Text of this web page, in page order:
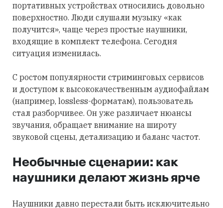
портативных устройствах относились довольно
поверхностно. Люди слушали музыку «как
получится», чаще через простые наушники,
входящие в комплект телефона. Сегодня
ситуация изменилась.
С ростом популярности стриминговых сервисов
и доступом к высококачественным аудиофайлам
(например, lossless-форматам), пользователь
стал разборчивее. Он уже различает нюансы
звучания, обращает внимание на широту
звуковой сцены, детализацию и баланс частот.
Необычные сценарии: как
наушники делают жизнь ярче
Наушники давно перестали быть исключительно